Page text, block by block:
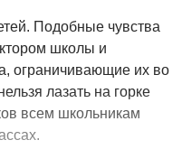
Подобные чувства
школы и
ограничивающие их во
лазать на горке
всем школьникам